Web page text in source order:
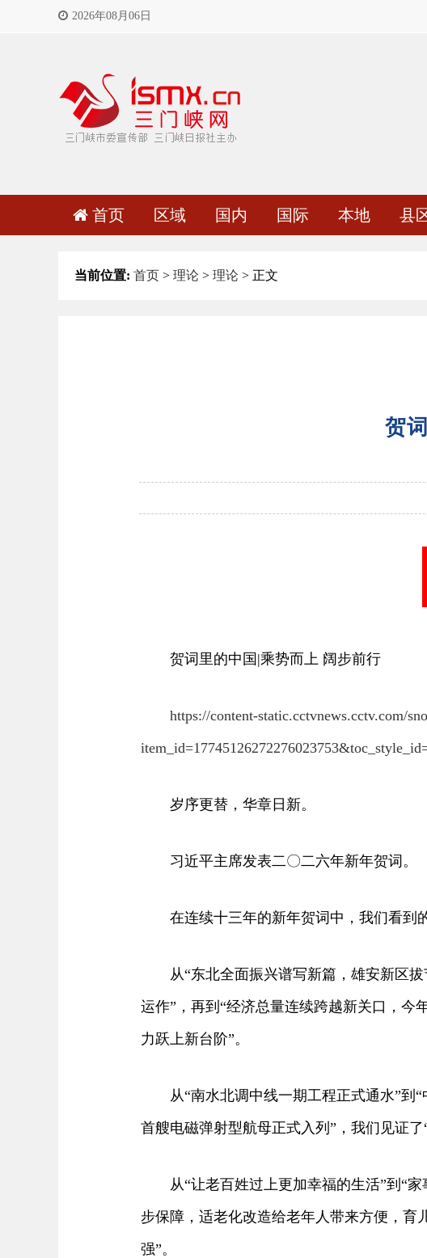
2026年08月06日
首页 区域 国内 国际 本地 县
当前位置: 首页 > 理论 > 理论 > 正文
贺
贺词里的中国|乘势而上 阔步前行
https://content-static.cctvnews.cctv.com/
岁序更替，华章日新。
习近平主席发表二〇二六年新年贺词。
在连续十三年的新年贺词中，我们看到的
从“东北全面振兴谱写新篇，雄安新区拔
运作”，再到“经济总量连续跨越新关口，今
力跃上新台阶”。
从“南水北调中线一期工程正式通水”到“
首艘电磁弹射型航母正式入列”，我们见证
从“让老百姓过上更加幸福的生活”到“家
步保障，适老化改造给老年人带来方便，育
强”。